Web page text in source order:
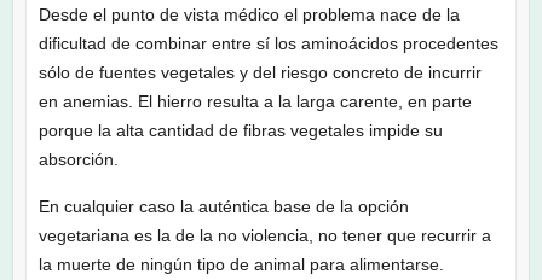
Desde el punto de vista médico el problema nace de la
dificultad de combinar entre sí los aminoácidos procedentes
sólo de fuentes vegetales y del riesgo concreto de incurrir
en anemias. El hierro resulta a la larga carente, en parte
porque la alta cantidad de fibras vegetales impide su
absorción.
En cualquier caso la auténtica base de la opción
vegetariana es la de la no violencia, no tener que recurrir a
la muerte de ningún tipo de animal para alimentarse.